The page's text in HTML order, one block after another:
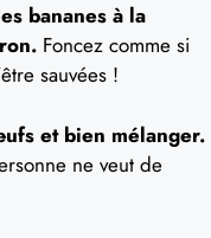
bananes à la
Foncez comme si
sauvées !
et bien mélanger.
ne veut de